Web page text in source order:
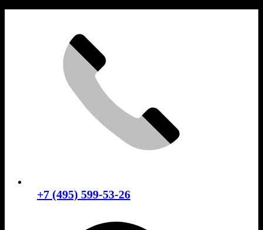
+7 (495) 599-53-26